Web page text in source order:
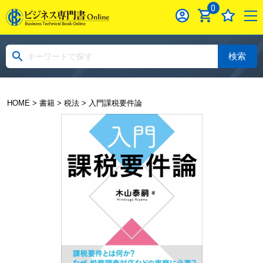
0
検索
HOME> 書籍> 税法> 入門課税要件論